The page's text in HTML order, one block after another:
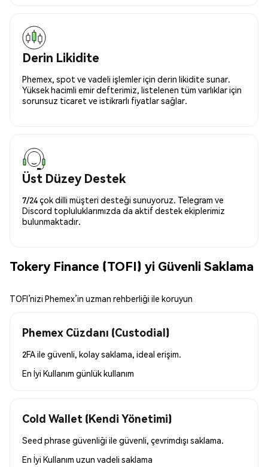
Derin Likidite
Phemex, spot ve vadeli işlemler için derin likidite sunar.
Yüksek hacimli emir defterimiz, listelenen tüm varlıklar için
sorunsuz ticaret ve istikrarlı fiyatlar sağlar.
Üst Düzey Destek
7/24 çok dilli müşteri desteği sunuyoruz. Telegram ve
Discord topluluklarımızda da aktif destek ekiplerimiz
bulunmaktadır.
Tokery Finance (TOFI) yi Güvenli Saklama
TOFI’nizi Phemex’in uzman rehberliği ile koruyun
Phemex Cüzdanı (Custodial)
2FA ile güvenli, kolay saklama, ideal erişim.
En İyi Kullanım günlük kullanım
Cold Wallet (Kendi Yönetimi)
Seed phrase güvenliği ile güvenli, çevrimdışı saklama.
En İyi Kullanım uzun vadeli saklama